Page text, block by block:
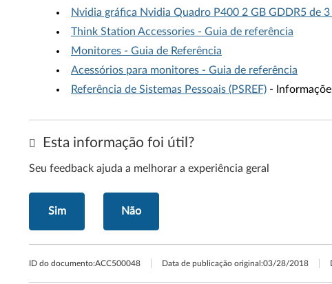
Nvidia gráfica Nvidia Quadro P400 2 GB GDDR5
Think Station Accessories - Guia de referência
Monitores - Guia de Referência
Acessórios para monitores - Guia de referência
Referência de Sistemas Pessoais (PSREF) -
Esta informação foi útil?
Seu feedback ajuda a melhorar a experiência geral
Sim Não
ID do documento:ACC500048 Data de publicação original:03/28/2018